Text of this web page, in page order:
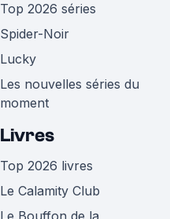
Top 2026 séries
Spider-Noir
Lucky
Les nouvelles séries du
moment
Livres
Top 2026 livres
Le Calamity Club
Le Bouffon de la